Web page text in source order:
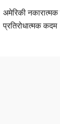
अमेरिकी
प्रतिरोधात्मक कदम